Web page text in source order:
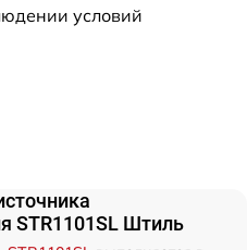
условий
STR1101SL Штиль